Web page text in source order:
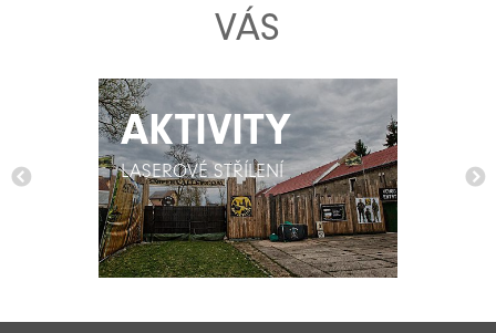
VÁS
AKTIVITY
LASEROVÉ STŘÍLENÍ
AKTIVITY
LASEROVÉ STŘÍLENÍ